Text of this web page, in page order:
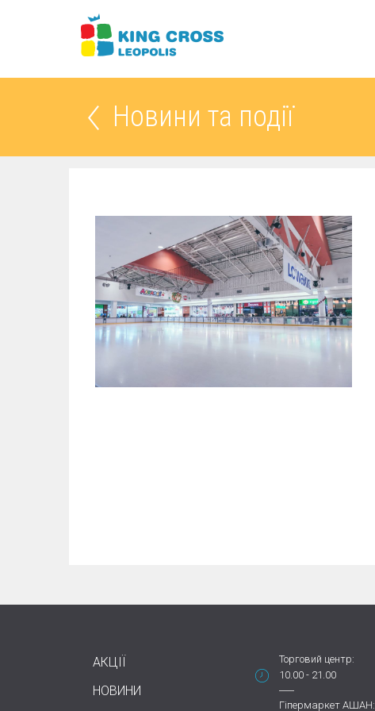
Новини та події
АКЦІЇ
НОВИНИ
Торговий центр:
10.00 - 21.00
Гіпермаркет АШАН: